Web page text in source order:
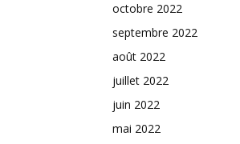
octobre 2022
septembre 2022
août 2022
juillet 2022
juin 2022
mai 2022